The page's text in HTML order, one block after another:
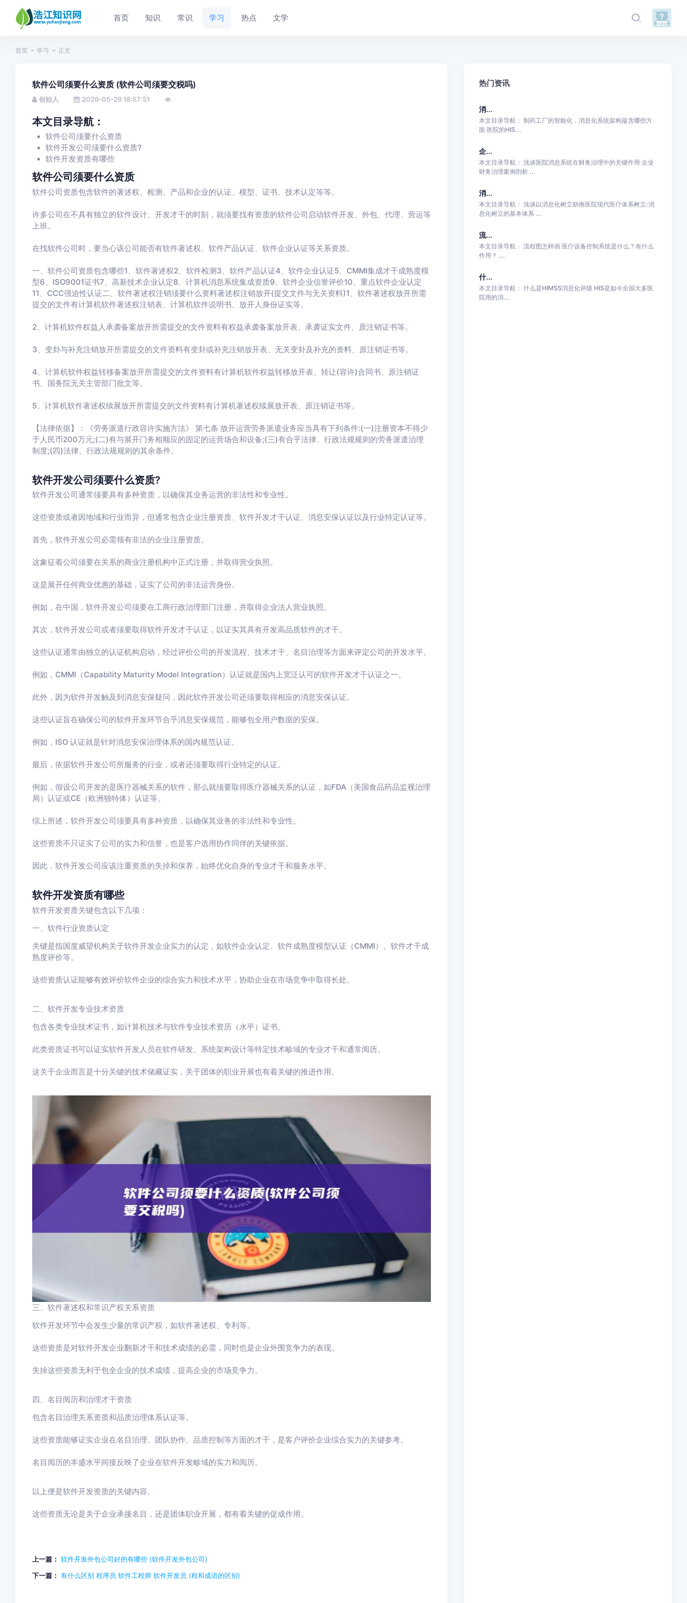
首页 知识 常识 学习 热点 文学
首页 学习 正文
软件公司须要什么资质 (软件公司须要交税吗)
创始人 2026-05-29 18:57:51
本文目录导航：
软件公司须要什么资质
软件开发公司须要什么资质?
软件开发资质有哪些
软件公司须要什么资质
软件公司资质包含软件的著述权、检测、产品和企业的认证、模型、证书、技术认定等等。
许多公司在不具有独立的软件设计、开发才干的时刻，就须要找有资质的软件公司启动软件开发、外包、代理、营运等
上班。
在找软件公司时，要当心该公司能否有软件著述权、软件产品认证、软件企业认证等关系资质。
一、软件公司资质包含哪些1、软件著述权2、软件检测3、软件产品认证4、软件企业认证5、CMMI集成才干成熟度模
型6、ISO9001证书7、高新技术企业认定8、计算机消息系统集成资质9、软件企业信誉评价10、重点软件企业认定
11、CCC强迫性认证二、软件著述权注销须要什么资料著述权注销放开(提交文件与无关资料)1、软件著述权放开所需
提交的文件有计算机软件著述权注销表、计算机软件说明书、放开人身份证实等。
2、计算机软件权益人承袭备案放开所需提交的文件资料有权益承袭备案放开表、承袭证实文件、原注销证书等。
3、变卦与补充注销放开所需提交的文件资料有变卦或补充注销放开表、无关变卦及补充的资料、原注销证书等。
4、计算机软件权益转移备案放开所需提交的文件资料有计算机软件权益转移放开表、转让(容许)合同书、原注销证
书、国务院无关主管部门批文等。
5、计算机软件著述权续展放开所需提交的文件资料有计算机著述权续展放开表、原注销证书等。
【法律依据】：《劳务派遣行政容许实施方法》 第七条 放开运营劳务派遣业务应当具有下列条件:(一)注册资本不得少
于人民币200万元;(二)有与展开门务相顺应的固定的运营场合和设备;(三)有合乎法律、行政法规规则的劳务派遣治理
制度;(四)法律、行政法规规则的其余条件。
软件开发公司须要什么资质?
软件开发公司通常须要具有多种资质，以确保其业务运营的非法性和专业性。
这些资质或者因地域和行业而异，但通常包含企业注册资质、软件开发才干认证、消息安保认证以及行业特定认证等。
首先，软件开发公司必需领有非法的企业注册资质。
这象征着公司须要在关系的商业注册机构中正式注册，并取得营业执照。
这是展开任何商业优惠的基础，证实了公司的非法运营身份。
例如，在中国，软件开发公司须要在工商行政治理部门注册，并取得企业法人营业执照。
其次，软件开发公司或者须要取得软件开发才干认证，以证实其具有开发高品质软件的才干。
这些认证通常由独立的认证机构启动，经过评价公司的开发流程、技术才干、名目治理等方面来评定公司的开发水平。
例如，CMMI（Capability Maturity Model Integration）认证就是国内上宽泛认可的软件开发才干认证之一。
此外，因为软件开发触及到消息安保疑问，因此软件开发公司还须要取得相应的消息安保认证。
这些认证旨在确保公司的软件开发环节合乎消息安保规范，能够包全用户数据的安保。
例如，ISO 认证就是针对消息安保治理体系的国内规范认证。
最后，依据软件开发公司所服务的行业，或者还须要取得行业特定的认证。
例如，假设公司开发的是医疗器械关系的软件，那么就须要取得医疗器械关系的认证，如FDA（美国食品药品监视治理
局）认证或CE（欧洲独特体）认证等。
综上所述，软件开发公司须要具有多种资质，以确保其业务的非法性和专业性。
这些资质不只证实了公司的实力和信誉，也是客户选用协作同伴的关键依据。
因此，软件开发公司应该注重资质的失掉和保养，始终优化自身的专业才干和服务水平。
软件开发资质有哪些
软件开发资质关键包含以下几项：
一、软件行业资质认定
关键是指国度威望机构关于软件开发企业实力的认定，如软件企业认定、软件成熟度模型认证（CMMI）、软件才干成
熟度评价等。
这些资质认证能够有效评价软件企业的综合实力和技术水平，协助企业在市场竞争中取得长处。
二、软件开发专业技术资质
包含各类专业技术证书，如计算机技术与软件专业技术资历（水平）证书。
此类资质证书可以证实软件开发人员在软件研发、系统架构设计等特定技术畛域的专业才干和通常阅历。
这关于企业而言是十分关键的技术储藏证实，关于团体的职业开展也有着关键的推进作用。
三、软件著述权和常识产权关系资质
软件开发环节中会发生少量的常识产权，如软件著述权、专利等。
这些资质是对软件开发企业翻新才干和技术成绩的必需，同时也是企业外围竞争力的表现。
失掉这些资质无利于包全企业的技术成绩，提高企业的市场竞争力。
四、名目阅历和治理才干资质
包含名目治理关系资质和品质治理体系认证等。
这些资质能够证实企业在名目治理、团队协作、品质控制等方面的才干，是客户评价企业综合实力的关键参考。
名目阅历的丰盛水平间接反映了企业在软件开发畛域的实力和阅历。
以上便是软件开发资质的关键内容。
这些资质无论是关于企业承接名目，还是团体职业开展，都有着关键的促成作用。
上一篇： 软件开发外包公司好的有哪些 (软件开发外包公司)
下一篇： 有什么区别 程序员 软件工程师 软件开发员 (程和成语的区别)
热门资讯
消...
本文目录导航： 制药工厂的智能化，消息化系统架构蕴含哪些方
面 医院的HIS...
企...
本文目录导航： 浅谈医院消息系统在财务治理中的关键作用 企业
财务治理案例剖析 ...
消...
本文目录导航： 浅谈以消息化树立助推医院现代医疗体系树立:消
息化树立的基本体系 ...
流...
本文目录导航： 流程图怎样画 医疗设备控制系统是什么？有什么
作用？ ...
什...
本文目录导航： 什么是HIMSS消息化评级 HIS是如今全国大多医
院用的消...